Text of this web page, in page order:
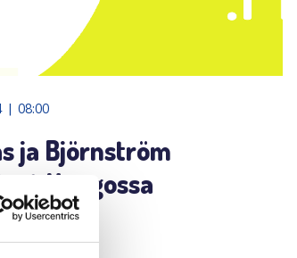
| 08:00
ja Björnström
Hangossa
→